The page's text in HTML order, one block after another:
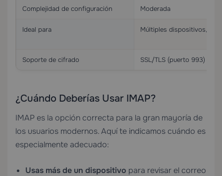
Complejidad de configuración Moderada
Ideal para Múltiples dispositivos,
Soporte de cifrado SSL/TLS (puerto 993)
¿Cuándo Deberías Usar IMAP?
IMAP es la opción correcta para la gran mayoría de
los usuarios modernos. Aquí te indicamos cuándo es
especialmente adecuado:
Usas más de un dispositivo para revisar el correo